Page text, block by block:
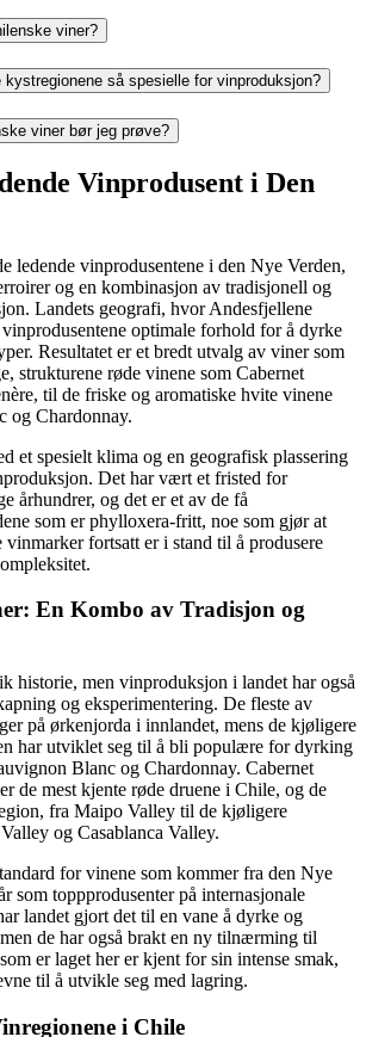
viner?
kystregionene så spesielle for vinproduksjon?
viner bør jeg prøve?
Vinprodusent i Den
ledende vinprodusentene i den Nye Verden,
og en kombinasjon av tradisjonell og
Landets geografi, hvor Andesfjellene
optimale forhold for å dyrke
Resultatet er et bredt utvalg av viner som
strukturene røde vinene som Cabernet
til de friske og aromatiske hvite vinene
og Chardonnay.
et spesielt klima og en geografisk plassering
Det har vært et fristed for
århundrer, og det er et av de få
som er phylloxera-fritt, noe som gjør at
vinmarker fortsatt er i stand til å produsere
En Kombo av Tradisjon og
historie, men vinproduksjon i landet har også
og eksperimentering. De fleste av
på ørkenjorda i innlandet, mens de kjøligere
har utviklet seg til å bli populære for dyrking
Blanc og Chardonnay. Cabernet
de mest kjente røde druene i Chile, og de
fra Maipo Valley til de kjøligere
og Casablanca Valley.
for vinene som kommer fra den Nye
som toppprodusenter på internasjonale
landet gjort det til en vane å dyrke og
de har også brakt en ny tilnærming til
er laget her er kjent for sin intense smak,
til å utvikle seg med lagring.
i Chile